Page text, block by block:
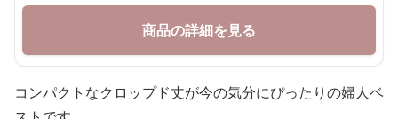
商品の詳細を見る
コンパクトなクロップド丈が今の気分にぴったりの婦人ベ